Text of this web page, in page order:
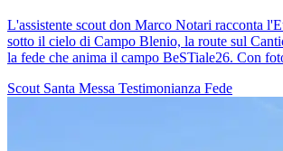
L'assistente scout don Marco Notari racconta
sotto il cielo di Campo Blenio, la route sul
la fede che anima il campo BeSTiale26. Con
Scout Santa Messa Testimonianza Fede